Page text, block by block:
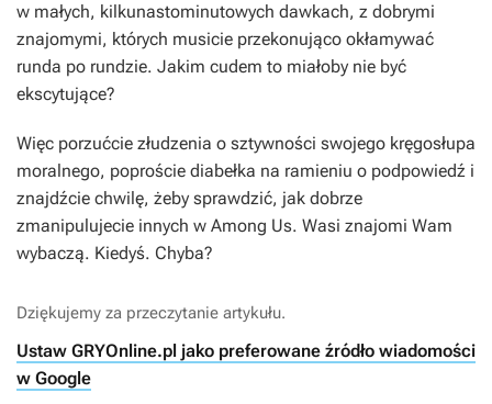
w małych, kilkunastominutowych dawkach, z dobrymi
znajomymi, których musicie przekonująco okłamywać
runda po rundzie. Jakim cudem to miałoby nie być
ekscytujące?
Więc porzućcie złudzenia o sztywności swojego kręgosłupa
moralnego, poproście diabełka na ramieniu o podpowiedź i
znajdźcie chwilę, żeby sprawdzić, jak dobrze
zmanipulujecie innych w Among Us. Wasi znajomi Wam
wybaczą. Kiedyś. Chyba?
Dziękujemy za przeczytanie artykułu.
Ustaw GRYOnline.pl jako preferowane źródło wiadomości
w Google